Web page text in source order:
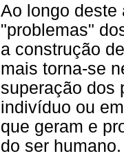
Ao longo deste
"problemas"
a construção
mais torna-se
superação dos
indivíduo ou
que geram e
do ser humano.